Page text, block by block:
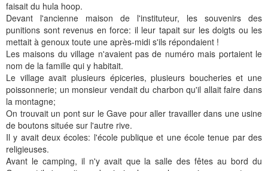
faisait du hula hoop.
Devant l'ancienne maison de l'instituteur, les souvenirs des
punitions sont revenus en force: il leur tapait sur les doigts ou les
mettait à genoux toute une après-midi s'ils répondaient !
Les maisons du village n'avaient pas de numéro mais portaient le
nom de la famille qui y habitait.
Le village avait plusieurs épiceries, plusieurs boucheries et une
poissonnerie; un monsieur vendait du charbon qu'il allait faire dans
la montagne;
On trouvait un pont sur le Gave pour aller travailler dans une usine
de boutons située sur l'autre rive.
Il y avait deux écoles: l'école publique et une école tenue par des
religieuses.
Avant le camping, il n'y avait que la salle des fêtes au bord du